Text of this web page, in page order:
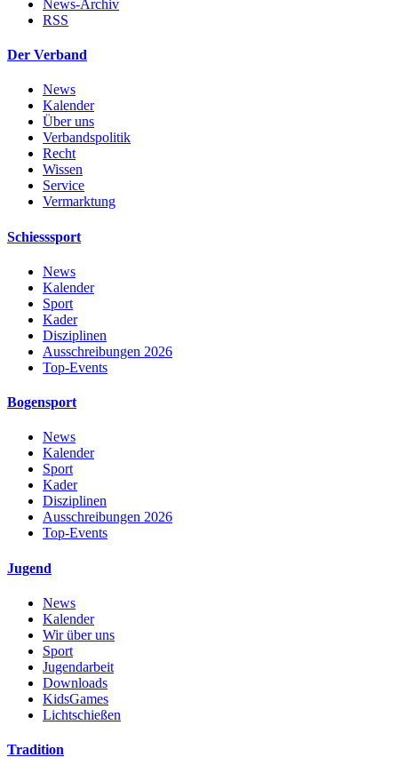
News-Archiv
RSS
Der Verband
News
Kalender
Über uns
Verbandspolitik
Recht
Wissen
Service
Vermarktung
Schiesssport
News
Kalender
Sport
Kader
Disziplinen
Ausschreibungen 2026
Top-Events
Bogensport
News
Kalender
Sport
Kader
Disziplinen
Ausschreibungen 2026
Top-Events
Jugend
News
Kalender
Wir über uns
Sport
Jugendarbeit
Downloads
KidsGames
Lichtschießen
Tradition